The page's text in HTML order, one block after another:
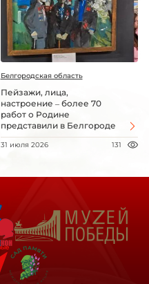
Белгородская область
Пейзажи, лица,
настроение – более 70
работ о Родине
представили в Белгороде
31 июля 2026 131